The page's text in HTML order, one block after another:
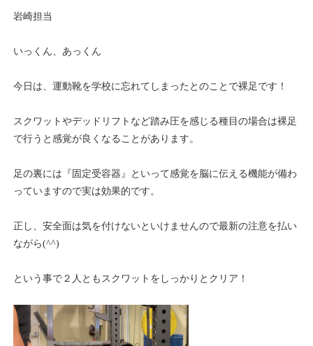
岩崎担当
いっくん、あっくん
今日は、運動靴を学校に忘れてしまったとのことで裸足です！
スクワットやデッドリフトなど踏み圧を感じる種目の場合は裸足
で行うと感覚が良くなることがあります。
足の裏には『固定受容器』といって感覚を脳に伝える機能が備わ
っていますので実は効果的です。
正し、安全面は気を付けないといけませんので最新の注意を払い
ながら(^^)
という事で２人ともスクワットをしっかりとクリア！